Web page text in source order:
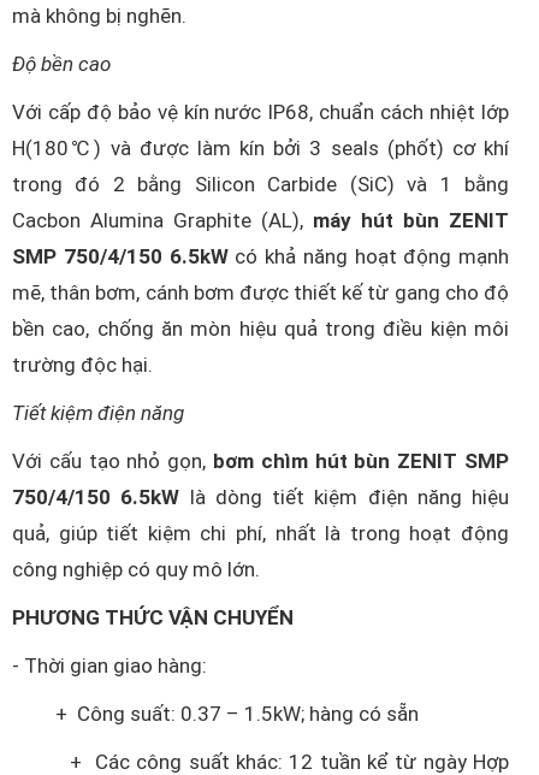
mà không bị nghẽn.
Độ bền cao
Với cấp độ bảo vệ kín nước IP68, chuẩn cách nhiệt lớp
H(180℃) và được làm kín bởi 3 seals (phốt) cơ khí
trong đó 2 bằng Silicon Carbide (SiC) và 1 bằng
Cacbon Alumina Graphite (AL), máy hút bùn ZENIT
SMP 750/4/150 6.5kWcó khả năng hoạt động mạnh
mẽ, thân bơm, cánh bơm được thiết kế từ gang cho độ
bền cao, chống ăn mòn hiệu quả trong điều kiện môi
trường độc hại.
Tiết kiệm điện năng
Với cấu tạo nhỏ gọn, bơm chìm hút bùn ZENIT SMP
750/4/150 6.5kW là dòng tiết kiệm điện năng hiệu
quả, giúp tiết kiệm chi phí, nhất là trong hoạt động
công nghiệp có quy mô lớn.
PHƯƠNG THỨC VẬN CHUYỂN
- Thời gian giao hàng:
+ Công suất: 0.37 – 1.5kW; hàng có sẵn
+ Các công suất khác: 12 tuần kể từ ngày Hợp